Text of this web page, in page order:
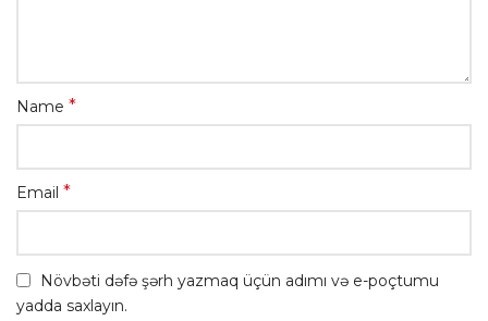
Name *
Email *
Növbəti dəfə şərh yazmaq üçün adımı və e-poçtumu
yadda saxlayın.